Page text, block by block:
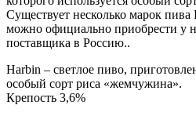
Существует несколько марок
можно официально приобрести у
поставщика в Россию..
Harbin – светлое пиво,
особый сорт риса «жемчужина».
Крепость 3,6%